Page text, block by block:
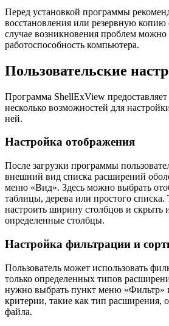
Перед установкой программы
восстановления или резервную
случае возникновения проблем можно
работоспособность компьютера.
Пользовательские
Программа ShellExView
несколько возможностей для
ней.
Настройка отображения
После загрузки программы
внешний вид списка расширений
меню «Вид». Здесь можно выбрать
таблицы, дерева или простого
настроить ширину столбцов и скрыть
определенные столбцы.
Настройка фильтрации и
Пользователь может использовать
только определенных типов
нужно выбрать пункт меню «Фильтр»
критерии, такие как тип расширения,
файла.